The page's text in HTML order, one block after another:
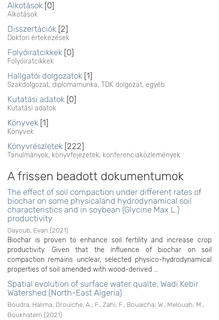
Alkotások [0]
Alkotások
Disszertációk [2]
Doktori értekezések
Folyóiratcikkek [0]
Folyóiratcikkek
Hallgatói dolgozatok [1]
Szakdolgozat, diplomamunka, TDK dolgozat, egyéb
Kutatási adatok [0]
Kutatási adatok
Könyvek [1]
Könyvek
Könyvrészletek [222]
Tanulmányok, könyvfejezetek, konferenciaközlemények
A frissen beadott dokumentumok
The effect of soil compaction under different rates of
biochar on some physicaland hydrodynamical soil
characteristics and in soybean (Glycine Max L.)
productivity
Dayoub, Evan (2021)
Biochar is proven to enhance soil fertility and increase crop
productivity. Given that the influence of biochar on soil
compaction remains unclear, selected physico-hydrodynamical
properties of soil amended with wood-derived ...
Spatial evolution of surface water qualte, Wadi Kebir
Watershed (North-East Algeria)
Boudra, Halima; Drouiche, A. ; F., Zahi; F., Bouaicha; W., Melouah; M.,
Boukhatem (2021)